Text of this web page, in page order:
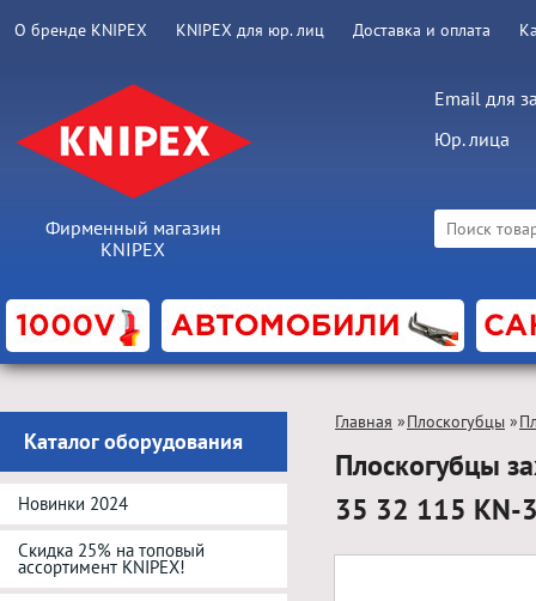
О бренде KNIPEX KNIPEX для юр. лиц Доставка и оплата
Фирменный магазин
KNIPEX
Email для
Юр. лица
Каталог оборудования
Новинки 2024
Скидка 25% на топовый
ассортимент KNIPEX!
Главная »Плоскогубцы »
Плоскогубцы
35 32 115 KN-